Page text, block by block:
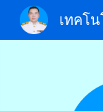
เทคโ